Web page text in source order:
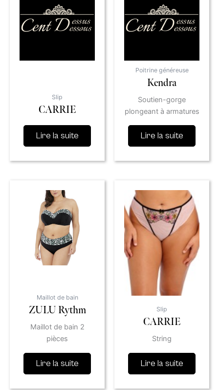
Slip
CARRIE
Lire la suite
Poitrine généreuse
Kendra
Soutien-gorge
plongeant à armatures
Lire la suite
Maillot de bain
ZULU Rythm
Maillot de bain 2
pièces
Lire la suite
Slip
CARRIE
String
Lire la suite